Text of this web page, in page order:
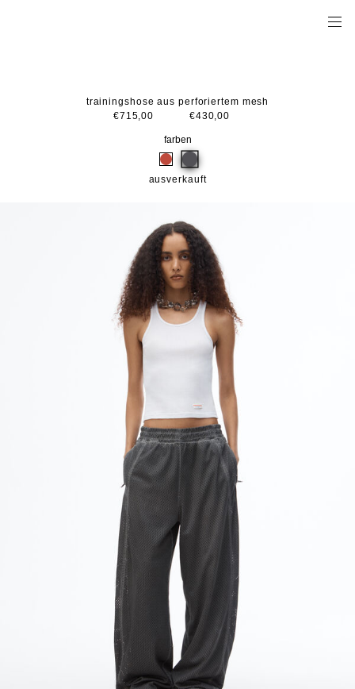
trainingshose aus perforiertem mesh
€715,00
€430,00
farben
ausverkauft